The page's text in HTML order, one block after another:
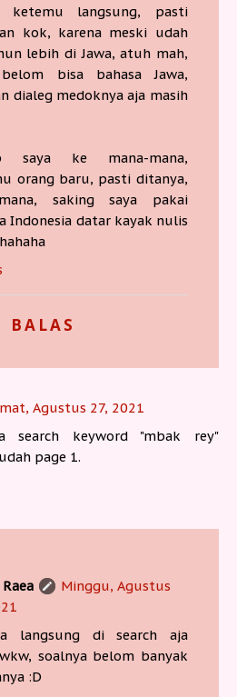
ketemu langsung, pasti
kok, karena meski udah
lebih di Jawa, atuh mah,
bisa bahasa Jawa,
dialeg medoknya aja masih
saya ke mana-mana,
orang baru, pasti ditanya,
saking saya pakai
Indonesia datar kayak nulis
BALAS
Agustus 27, 2021
search keyword "mbak rey"
page 1.
Minggu, Agustus
langsung di search aja
soalnya belom banyak
:D